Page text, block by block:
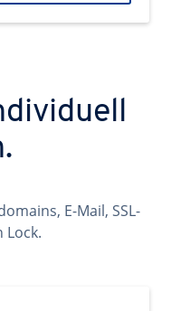
E-Mail, SSL-
Lock.